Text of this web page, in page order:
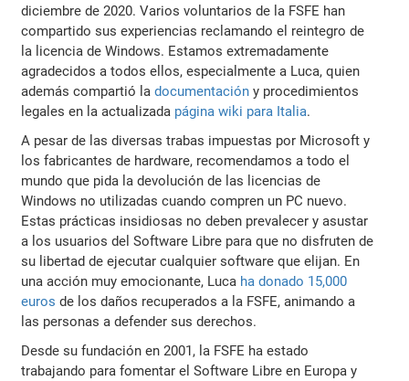
diciembre de 2020. Varios voluntarios de la FSFE han
compartido sus experiencias reclamando el reintegro de
la licencia de Windows. Estamos extremadamente
agradecidos a todos ellos, especialmente a Luca, quien
además compartió ladocumentación y procedimientos
legales en la actualizada página wiki para Italia.
A pesar de las diversas trabas impuestas por Microsoft y
los fabricantes de hardware, recomendamos a todo el
mundo que pida la devolución de las licencias de
Windows no utilizadas cuando compren un PC nuevo.
Estas prácticas insidiosas no deben prevalecer y asustar
a los usuarios del Software Libre para que no disfruten de
su libertad de ejecutar cualquier software que elijan. En
una acción muy emocionante, Luca ha donado 15,000
euros de los daños recuperados a la FSFE, animando a
las personas a defender sus derechos.
Desde su fundación en 2001, la FSFE ha estado
trabajando para fomentar el Software Libre en Europa y